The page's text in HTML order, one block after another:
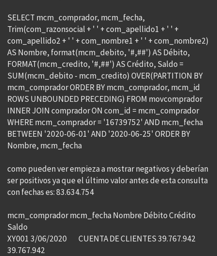
SELECT mcm_comprador, mcm_fecha,
Trim(com_razonsocial + ' ' + com_apellido1 + ' ' +
com_apellido2 + ' ' + com_nombre1 + ' ' + com_nombre2)
AS Nombre, format(mcm_debito, '#,##') AS Débito,
FORMAT(mcm_credito, '#,##') AS Crédito, Saldo =
SUM(mcm_debito - mcm_credito) OVER(PARTITION BY
mcm_comprador ORDER BY mcm_comprador, mcm_id
ROWS UNBOUNDED PRECEDING) FROM movcomprador
INNER JOIN comprador ON com_id = mcm_comprador
WHERE mcm_comprador = '16739752' AND mcm_fecha
BETWEEN '2020-06-01' AND '2020-06-25' ORDER BY
Nombre, mcm_fecha
como pueden ver empieza a mostrar negativos y deberían
ser positivos ya que el último valor antes de esta consulta
con fechas es: 83.634.754
mcm_comprador mcm_fecha Nombre Débito Crédito
Saldo
XY001 3/06/2020 CUENTA DE CLIENTES 39.767.942
39.767.942